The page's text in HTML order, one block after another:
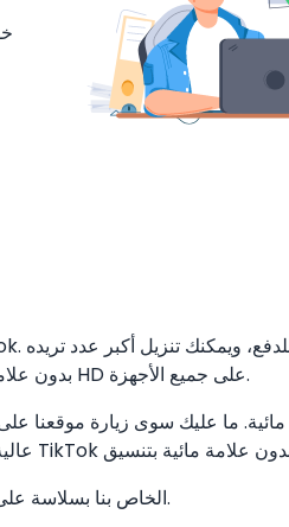
من مقاطع فيديو TikTok. قم بتنزيل مقاطع فيديو TikTok بدون علامة مائية بجودة HD على جميع الأجهزة.
يعمل برنامج تنزيل SSSTikTok الخاص بنا بسلاسة على جميع متصفحات الويب وأنظمة التشغيل.